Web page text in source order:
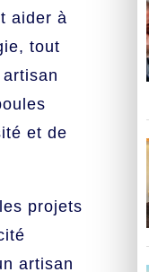
aider à
tout
et de
projets
artisan